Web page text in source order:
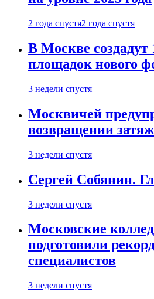
2 года спустя2 года спустя
В Москве
площадок нового
3 недели спустя
Москвичей
возвращении
3 недели спустя
Сергей Собянин.
3 недели спустя
Московские
подготовили
специалистов
3 недели спустя